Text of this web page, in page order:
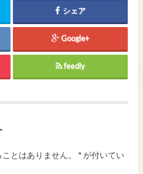
シェア
Google+
feedly
とはありません。 *が付いてい